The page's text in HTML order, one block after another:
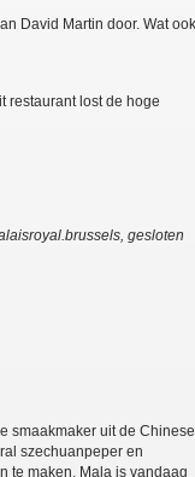
David Martin door. Wat ook
restaurant lost de hoge
gesloten
smaakmaker uit de Chinese
szechuanpeper en
te maken. Mala is vandaag